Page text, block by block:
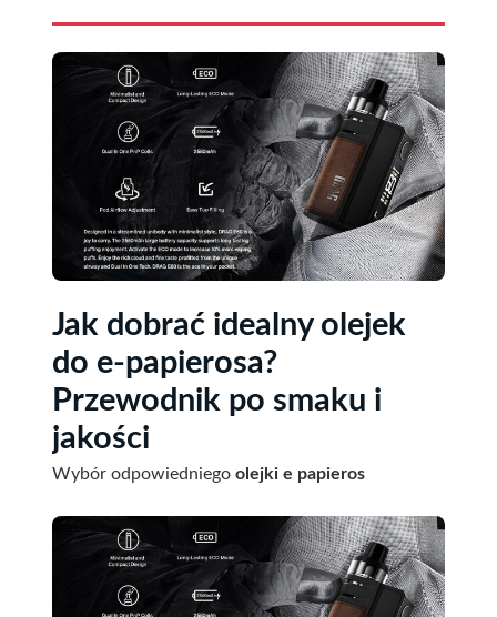
Jak dobrać idealny olejek
do e-papierosa?
Przewodnik po smaku i
jakości
Wybór odpowiedniego olejki e papieros